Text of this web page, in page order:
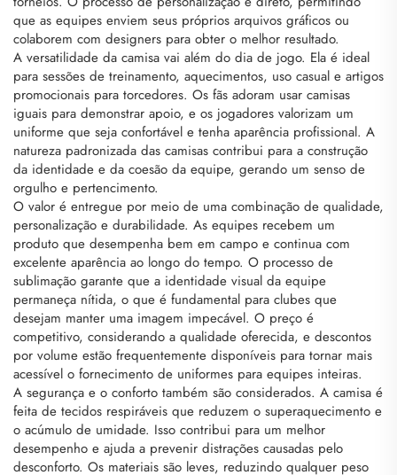
que as equipes enviem seus próprios arquivos gráficos ou
colaborem com designers para obter o melhor resultado.
A versatilidade da camisa vai além do dia de jogo. Ela é ideal
para sessões de treinamento, aquecimentos, uso casual e artigos
promocionais para torcedores. Os fãs adoram usar camisas
iguais para demonstrar apoio, e os jogadores valorizam um
uniforme que seja confortável e tenha aparência profissional. A
natureza padronizada das camisas contribui para a construção
da identidade e da coesão da equipe, gerando um senso de
orgulho e pertencimento.
O valor é entregue por meio de uma combinação de qualidade,
personalização e durabilidade. As equipes recebem um
produto que desempenha bem em campo e continua com
excelente aparência ao longo do tempo. O processo de
sublimação garante que a identidade visual da equipe
permaneça nítida, o que é fundamental para clubes que
desejam manter uma imagem impecável. O preço é
competitivo, considerando a qualidade oferecida, e descontos
por volume estão frequentemente disponíveis para tornar mais
acessível o fornecimento de uniformes para equipes inteiras.
A segurança e o conforto também são considerados. A camisa é
feita de tecidos respiráveis que reduzem o superaquecimento e
o acúmulo de umidade. Isso contribui para um melhor
desempenho e ajuda a prevenir distrações causadas pelo
desconforto. Os materiais são leves, reduzindo qualquer peso